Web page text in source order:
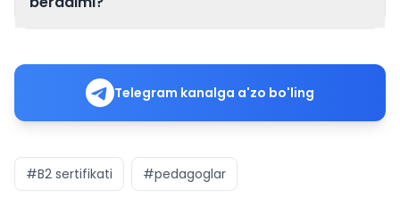
Telegram kanalga a'zo bo'ling
#B2 sertifikati #pedagoglar